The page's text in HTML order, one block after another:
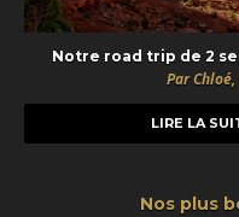
Notre road trip de 2
Par
LIRE LA
Nos plus